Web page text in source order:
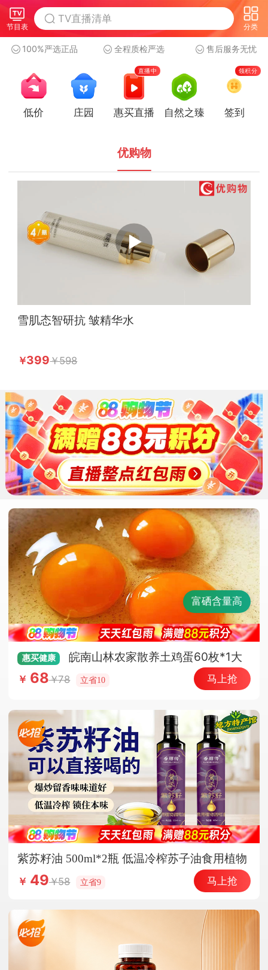
节目表 分类
100%严选正品 全程质检严选 售后服务无忧
低价 庄园
直播中
惠买直播 自然之臻
领积分
签到
优购物
雪肌态智研抗 皱精华水
399 598
富硒含量高
惠买健康
皖南山林农家散养土鸡蛋60枚*1大
箱（顺丰快递）
￥ 68 78 立省10 马上抢
紫苏籽油 500ml*2瓶 低温冷榨苏子油食用植物
调和油家用热炒凉拌炒菜
￥ 49 58 立省9 马上抢